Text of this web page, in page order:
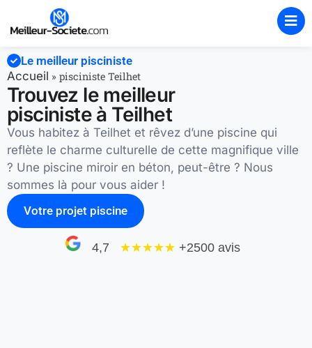
Le meilleur pisciniste
Accueil » pisciniste Teilhet
Trouvez le meilleur
pisciniste à Teilhet
Vous habitez à Teilhet et rêvez d’une piscine qui
reflète le charme culturelle de cette magnifique ville
? Une piscine miroir en béton, peut-être ? Nous
sommes là pour vous aider !
Votre projet piscine
4,7 ★★★★★ +2500 avis